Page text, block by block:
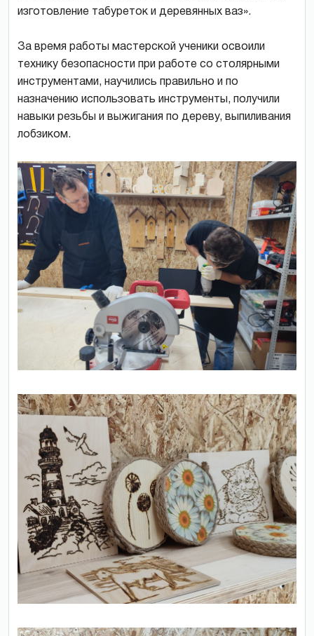
изготовление табуреток и деревянных ваз».
За время работы мастерской ученики освоили
технику безопасности при работе со столярными
инструментами, научились правильно и по
назначению использовать инструменты, получили
навыки резьбы и выжигания по дереву, выпиливания
лобзиком.